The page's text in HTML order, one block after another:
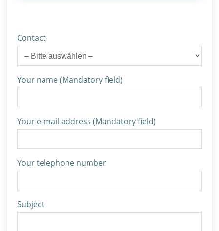
Contact
Your name (Mandatory field)
Your e-mail address (Mandatory field)
Your telephone number
Subject